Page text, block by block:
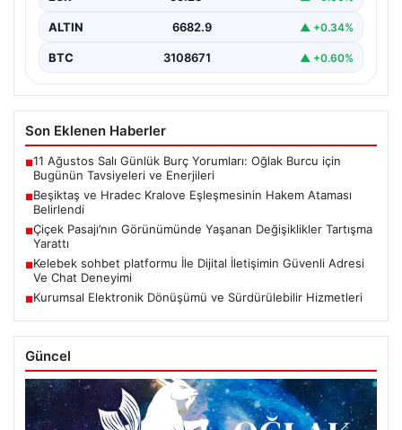
ALTIN 6682.9 ▲ +0.34%
BTC 3108671 ▲ +0.60%
Son Eklenen Haberler
■11 Ağustos Salı Günlük Burç Yorumları: Oğlak Burcu için
Bugünün Tavsiyeleri ve Enerjileri
■Beşiktaş ve Hradec Kralove Eşleşmesinin Hakem Ataması
Belirlendi
■Çiçek Pasajı’nın Görünümünde Yaşanan Değişiklikler Tartışma
Yarattı
■Kelebek sohbet platformu İle Dijital İletişimin Güvenli Adresi
Ve Chat Deneyimi
■Kurumsal Elektronik Dönüşümü ve Sürdürülebilir Hizmetleri
Güncel